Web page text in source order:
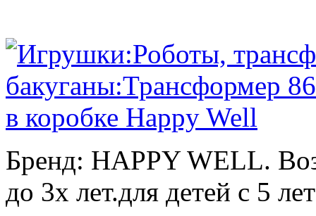
Бренд: HAPPY WELL.
до 3х лет.для детей с 5 лет